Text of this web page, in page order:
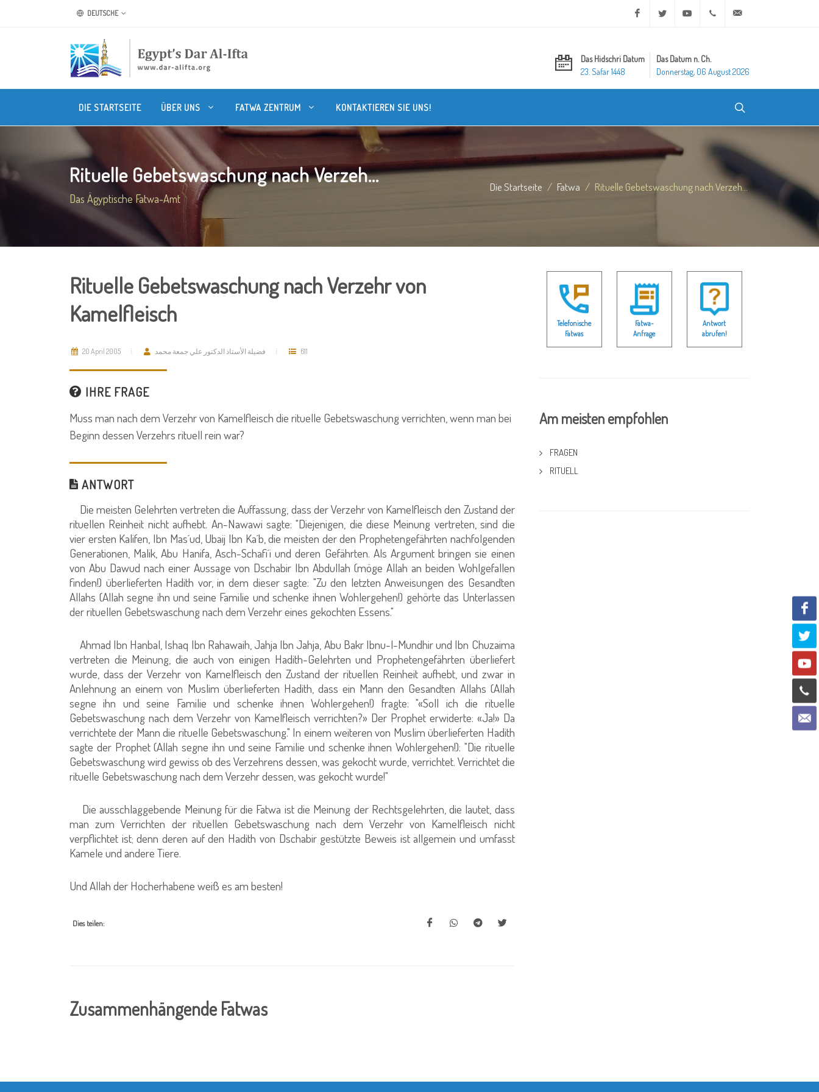
DEUTSCHE Facebook Twitter Youtube +20 2 25970400
Das Hidschri Datum
23. Safar 1448
Das Datum n. Ch.
Donnerstag, 06 August 2026
DIE STARTSEITE ÜBER UNS FATWA ZENTRUM KONTAKTIEREN SIE UNS!
Rituelle Gebetswaschung nach Verzeh...
Das Ägyptische Fatwa-Amt
Die Startseite Fatwa Rituelle Gebetswaschung nach Verzeh...
Rituelle Gebetswaschung nach Verzehr von
Kamelfleisch
20 April 2005 فضيلة الأستاذ الدكتور علي جمعة محمد 611
IHRE FRAGE
Muss man nach dem Verzehr von Kamelfleisch die rituelle Gebetswaschung verrichten, wenn man bei
Beginn dessen Verzehrs rituell rein war?
ANTWORT
Die meisten Gelehrten vertreten die Auffassung, dass der Verzehr von Kamelfleisch den Zustand der
rituellen Reinheit nicht aufhebt. An-Nawawi sagte: "Diejenigen, die diese Meinung vertreten, sind die
vier ersten Kalifen, Ibn Mas´ud, Ubaij Ibn Ka´b, die meisten der den Prophetengefährten nachfolgenden
Generationen, Malik, Abu Hanifa, Asch-Schafi´i und deren Gefährten. Als Argument bringen sie einen
von Abu Dawud nach einer Aussage von Dschabir Ibn Abdullah (möge Allah an beiden Wohlgefallen
finden!) überlieferten Hadith vor, in dem dieser sagte: "Zu den letzten Anweisungen des Gesandten
Allahs (Allah segne ihn und seine Familie und schenke ihnen Wohlergehen!) gehörte das Unterlassen
der rituellen Gebetswaschung nach dem Verzehr eines gekochten Essens."
Ahmad Ibn Hanbal, Ishaq Ibn Rahawaih, Jahja Ibn Jahja, Abu Bakr Ibnu-l-Mundhir und Ibn Chuzaima
vertreten die Meinung, die auch von einigen Hadith-Gelehrten und Prophetengefährten überliefert
wurde, dass der Verzehr von Kamelfleisch den Zustand der rituellen Reinheit aufhebt, und zwar in
Anlehnung an einem von Muslim überlieferten Hadith, dass ein Mann den Gesandten Allahs (Allah
segne ihn und seine Familie und schenke ihnen Wohlergehen!) fragte: "«Soll ich die rituelle
Gebetswaschung nach dem Verzehr von Kamelfleisch verrichten?» Der Prophet erwiderte: «Ja!» Da
verrichtete der Mann die rituelle Gebetswaschung." In einem weiteren von Muslim überlieferten Hadith
sagte der Prophet (Allah segne ihn und seine Familie und schenke ihnen Wohlergehen!): "Die rituelle
Gebetswaschung wird gewiss ob des Verzehrens dessen, was gekocht wurde, verrichtet. Verrichtet die
rituelle Gebetswaschung nach dem Verzehr dessen, was gekocht wurde!"
Die ausschlaggebende Meinung für die Fatwa ist die Meinung der Rechtsgelehrten, die lautet, dass
man zum Verrichten der rituellen Gebetswaschung nach dem Verzehr von Kamelfleisch nicht
verpflichtet ist; denn deren auf den Hadith von Dschabir gestützte Beweis ist allgemein und umfasst
Kamele und andere Tiere.
Und Allah der Hocherhabene weiß es am besten!
Dies teilen:
Zusammenhängende Fatwas
Telefonische
Fatwas
Fatwa-
Anfrage
Antwort
abrufen!
Am meisten empfohlen
FRAGEN
RITUELL